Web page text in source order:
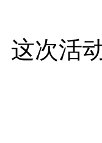
这次活